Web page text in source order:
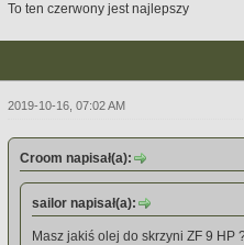
To ten czerwony jest najlepszy
2019-10-16, 07:02 AM
Croom napisał(a):
sailor napisał(a):
Masz jakiś olej do skrzyni ZF 9 HP